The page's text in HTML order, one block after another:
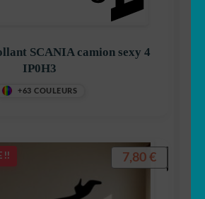
SCANIA camion sexy 4
IP0H3
+63 COULEURS
!! 7,80 €